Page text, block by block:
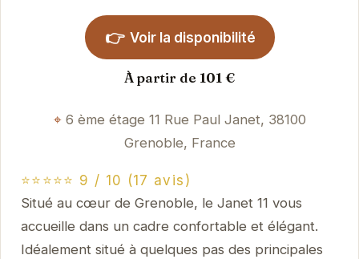
👉 Voir la disponibilité
À partir de 101 €
6 ème étage 11 Rue Paul Janet, 38100
Grenoble, France
⭐⭐⭐⭐⭐ 9 / 10 (17 avis)
Situé au cœur de Grenoble, le Janet 11 vous
accueille dans un cadre confortable et élégant.
Idéalement situé à quelques pas des principales